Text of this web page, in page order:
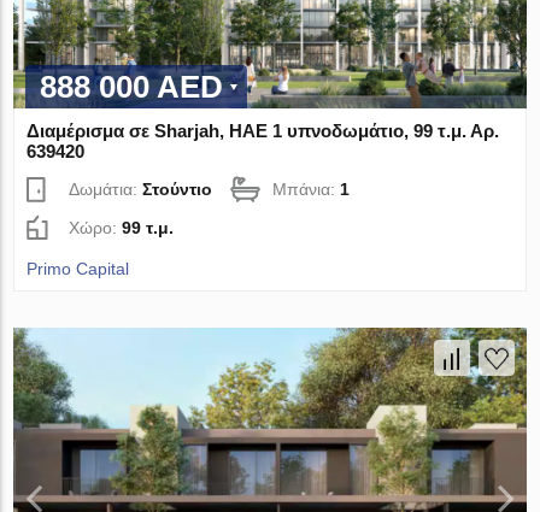
888 000 AED
Διαμέρισμα σε Sharjah, ΗΑΕ 1 υπνοδωμάτιο, 99 τ.μ. Αρ.
639420
Δωμάτια:Στούντιο Μπάνια: 1
Χώρο:99 τ.μ.
Primo Capital